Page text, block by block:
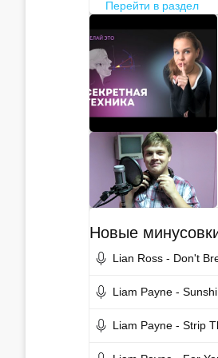
Перейти в раздел
Новые
Lian Ross - Don't
Liam Payne -
Liam Payne - Strip